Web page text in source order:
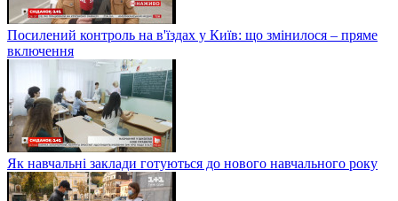
Посилений контроль на в'їздах у Київ: що змінилося – пряме
включення
Як навчальні заклади готуються до нового навчального року